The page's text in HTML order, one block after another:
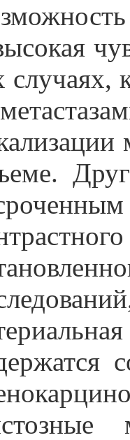
случаях,